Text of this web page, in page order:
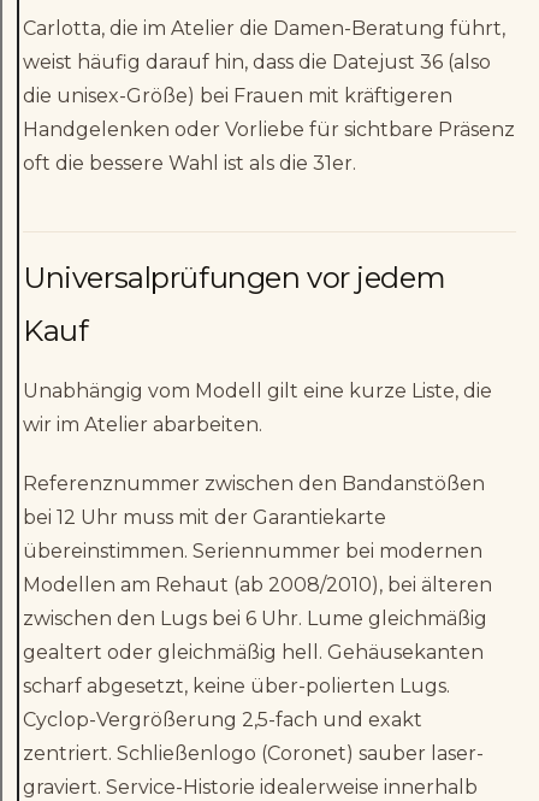
Carlotta, die im Atelier die Damen-Beratung führt,
weist häufig darauf hin, dass die Datejust 36 (also
die unisex-Größe) bei Frauen mit kräftigeren
Handgelenken oder Vorliebe für sichtbare Präsenz
oft die bessere Wahl ist als die 31er.
Universalprüfungen vor jedem
Kauf
Unabhängig vom Modell gilt eine kurze Liste, die
wir im Atelier abarbeiten.
Referenznummer zwischen den Bandanstößen
bei 12 Uhr muss mit der Garantiekarte
übereinstimmen. Seriennummer bei modernen
Modellen am Rehaut (ab 2008/2010), bei älteren
zwischen den Lugs bei 6 Uhr. Lume gleichmäßig
gealtert oder gleichmäßig hell. Gehäusekanten
scharf abgesetzt, keine über-polierten Lugs.
Cyclop-Vergrößerung 2,5-fach und exakt
zentriert. Schließenlogo (Coronet) sauber laser-
graviert. Service-Historie idealerweise innerhalb